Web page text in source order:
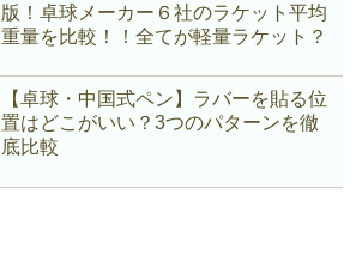
版！卓球メーカー６社のラケット平均
重量を比較！！全てが軽量ラケット？
【卓球・中国式ペン】ラバーを貼る位
置はどこがいい？3つのパターンを徹
底比較